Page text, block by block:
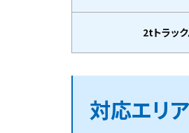
2tトラッ
対応エリア